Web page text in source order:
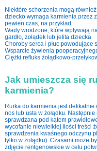
Niektóre schorzenia mogą
dziecko wymaga karmienia przez
pewien czas, na przykład:
Wady wrodzone, które wpływają
gardło, żołądek lub jelita dziecka
Choroby serca i płuc powodujące
Wsparcie żywienia
Ciężki refluks żołądkowo-
Jak umieszcza się
karmienia?
Rurka do karmienia jest delikatnie
nos lub usta w żołądku. Następnie
sprawdzana pod kątem
wycofanie niewielkiej ilości treści
sprawdzenia kwaśnego odczynu
tylko w żołądku). Czasami może
zdjęcie rentgenowskie w celu